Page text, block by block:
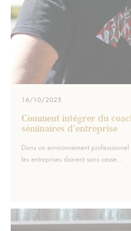
Comment intégrer du
séminaires d’entreprise
16/10/2025
Extrait :
Dans un environnement
les entreprises doivent sans cesse…